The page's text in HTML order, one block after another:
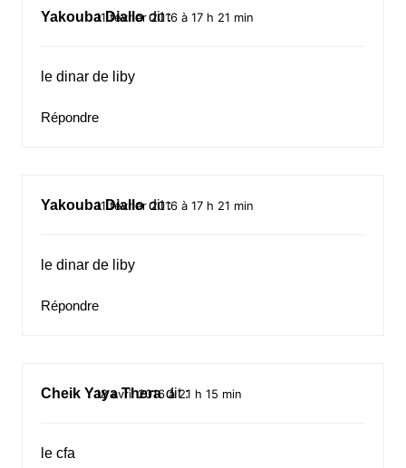
Yakouba Diallo dit :
11 février 2016 à 17 h 21 min
le dinar de liby
Répondre
Yakouba Diallo dit :
11 février 2016 à 17 h 21 min
le dinar de liby
Répondre
Cheik Yaya Thera dit :
18 avril 2016 à 21 h 15 min
le cfa